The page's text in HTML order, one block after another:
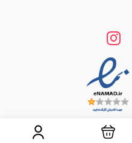
فقط برای مقاصد غیر تجاری و با ذکر